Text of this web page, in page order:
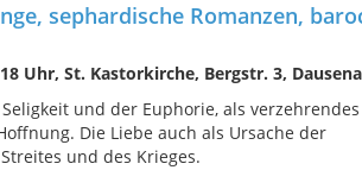
sephardische Romanzen,
Uhr, St. Kastorkirche, Bergstr. 3,
und der Euphorie, als verzehrendes
Die Liebe auch als Ursache der
und des Krieges.